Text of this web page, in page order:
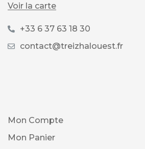
Voir la carte
+33 6 37 63 18 30
contact@treizhalouest.fr
Mon Compte
Mon Panier